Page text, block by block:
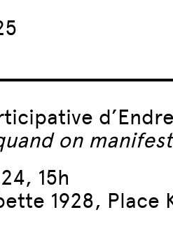
on
15h
1928, Place